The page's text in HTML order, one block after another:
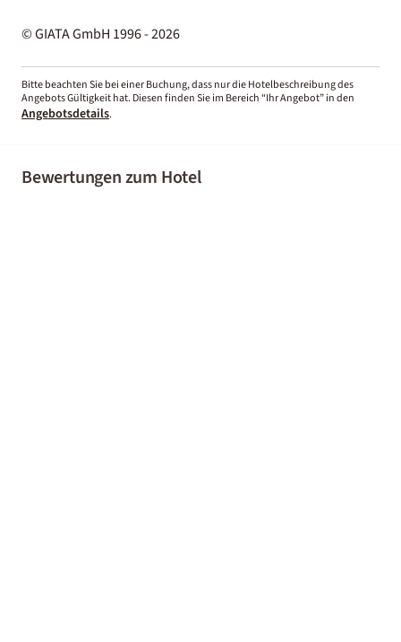
© GIATA GmbH 1996 - 2026
Bitte beachten Sie bei einer Buchung, dass nur die Hotelbeschreibung des
Angebots Gültigkeit hat. Diesen finden Sie im Bereich “Ihr Angebot” in den
Angebotsdetails.
Bewertungen zum Hotel